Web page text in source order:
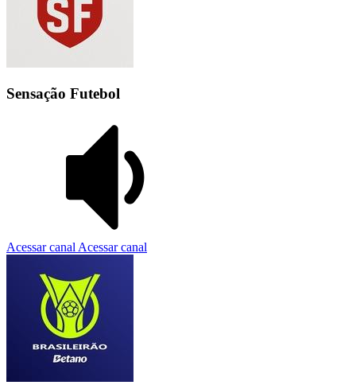
Sensação Futebol
Acessar canal Acessar canal